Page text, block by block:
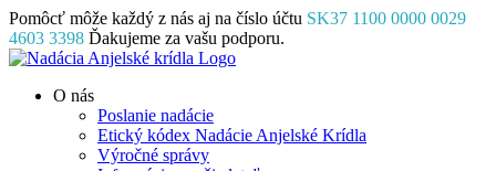
Skip
to
content
Pomôcť môže každý z nás aj na číslo účtu SK37 1100 0000 0029
4603 3398 Ďakujeme za vašu podporu.
Facebook
Instagram
YouTube
O nás
Poslanie nadácie
Etický kódex Nadácie Anjelské Krídla
Výročné správy